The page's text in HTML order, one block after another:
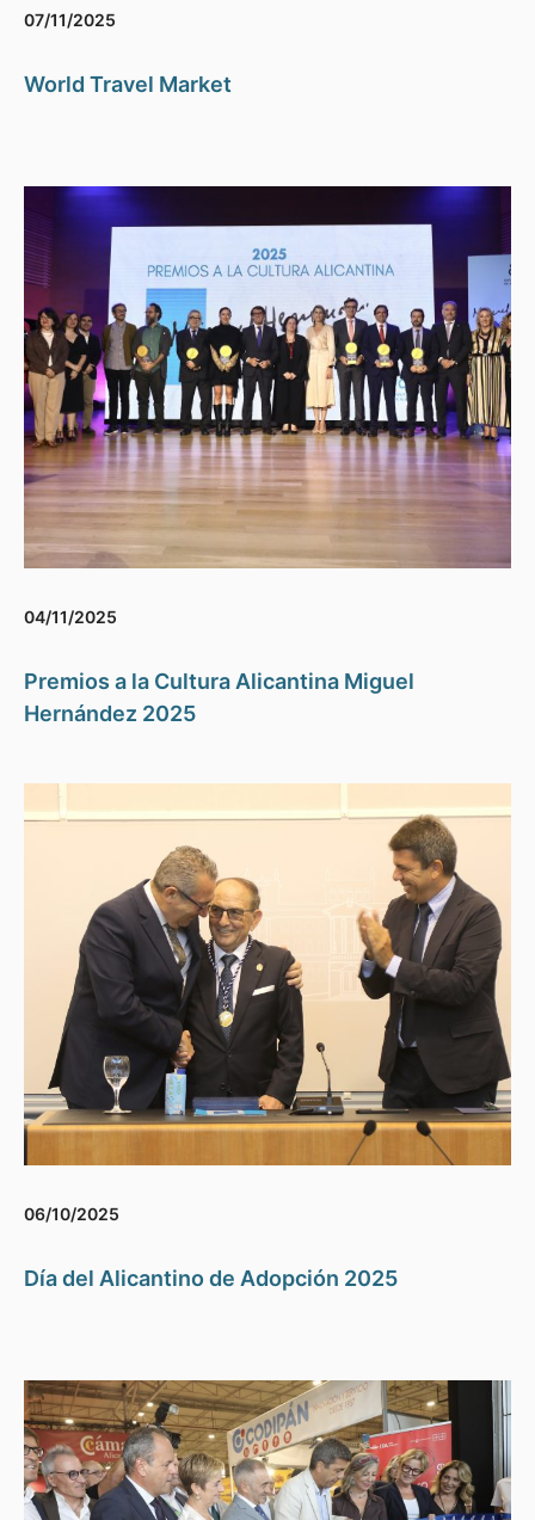
07/11/2025
World Travel Market
04/11/2025
Premios a la Cultura Alicantina Miguel
Hernández 2025
06/10/2025
Día del Alicantino de Adopción 2025